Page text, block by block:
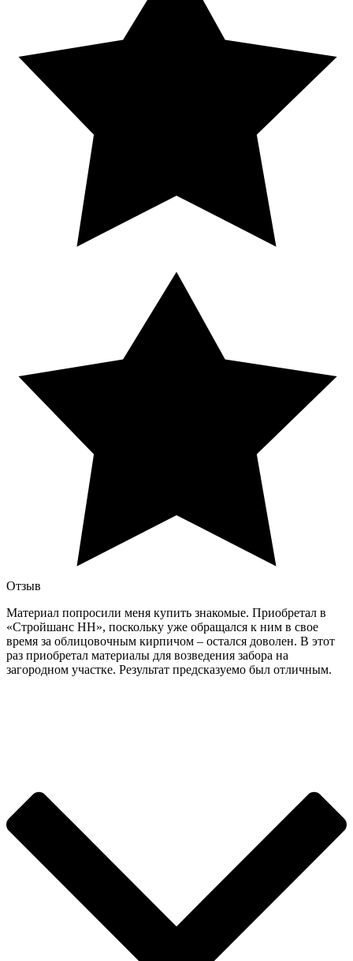
Отзыв
Материал попросили меня купить знакомые. Приобретал в
«Стройшанс НН», поскольку уже обращался к ним в свое
время за облицовочным кирпичом – остался доволен. В этот
раз приобретал материалы для возведения забора на
загородном участке. Результат предсказуемо был отличным.